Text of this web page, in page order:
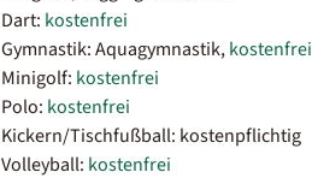
Dart: kostenfrei
Gymnastik: Aquagymnastik,kostenfrei
Minigolf: kostenfrei
Polo: kostenfrei
Kickern/Tischfußball: kostenpflichtig
Volleyball: kostenfrei